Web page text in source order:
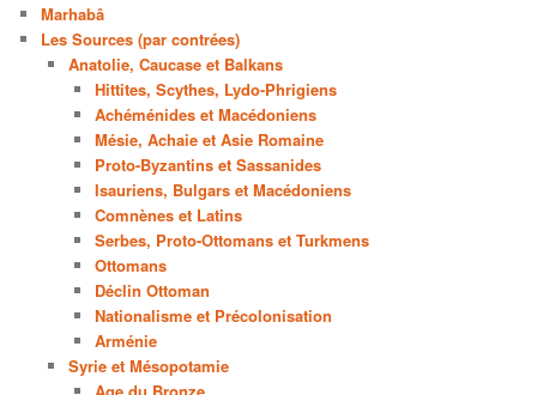
Marhabâ
Les Sources (par contrées)
Anatolie, Caucase et Balkans
Hittites, Scythes, Lydo-Phrigiens
Achéménides et Macédoniens
Mésie, Achaie et Asie Romaine
Proto-Byzantins et Sassanides
Isauriens, Bulgars et Macédoniens
Comnènes et Latins
Serbes, Proto-Ottomans et Turkmens
Ottomans
Déclin Ottoman
Nationalisme et Précolonisation
Arménie
Syrie et Mésopotamie